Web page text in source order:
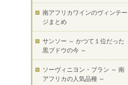
南アフリカワインのヴィンテー
ジまとめ
サンソー ～ かつて１位だった
黒ブドウの今 ～
ソーヴィニヨン・ブラン ～ 南
アフリカの人気品種 ～